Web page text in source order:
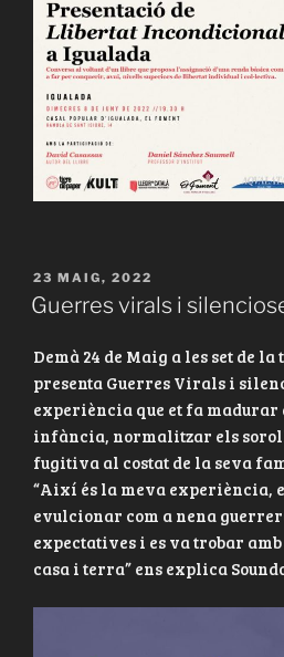
PUBLICAT
A
23 MAIG, 2022
Guerres virals i
Demà 24 de Maig a les set de
presenta Guerres Virals i
experiència que et fa madurar
infància, normalitzar els
fugitiva al costat de la seva
“Així és la meva experiència,
evulcionar com a nena
expectatives i es va trobar
casa i terra” ens explica